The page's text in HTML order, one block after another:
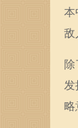
本
敌
发
略